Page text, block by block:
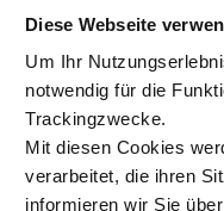
Diese Webseite
Um Ihr
notwendig für die
Trackingzwecke.
Mit diesen Cookies
verarbeitet, die ihren
informieren wir Sie